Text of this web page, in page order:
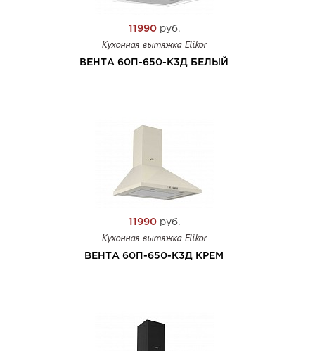
11990руб.
Кухонная вытяжка Elikor
ВЕНТА 60П-650-К3Д БЕЛЫЙ
11990руб.
Кухонная вытяжка Elikor
ВЕНТА 60П-650-К3Д КРЕМ